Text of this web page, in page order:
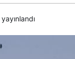
yayınlandı